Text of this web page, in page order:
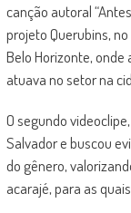
canção autoral
projeto Querubins,
Belo Horizonte, onde
atuava no setor na
O segundo
Salvador e buscou
do gênero,
acarajé, para as